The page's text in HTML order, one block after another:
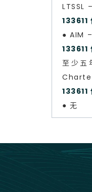
LTSSL
● AIM
133611
至少
133611
● 无